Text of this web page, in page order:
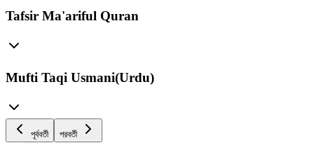
Tafsir Ma'ariful Quran
Mufti Taqi Usmani(Urdu)
পূর্ববর্তী পরবর্তী